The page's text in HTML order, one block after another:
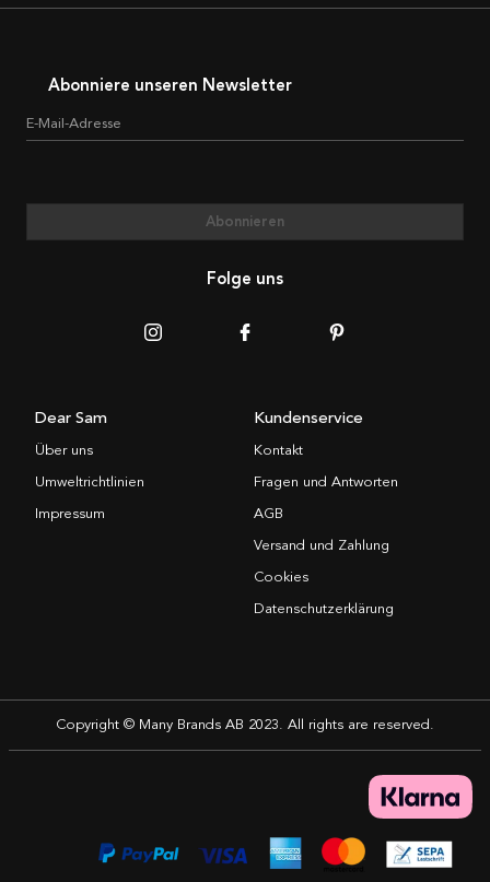
Abonniere unseren Newsletter
E-Mail-Adresse
Abonnieren
Folge uns
Dear Sam
Über uns
Umweltrichtlinien
Impressum
Kundenservice
Kontakt
Fragen und Antworten
AGB
Versand und Zahlung
Cookies
Datenschutzerklärung
Copyright © Many Brands AB 2023. All rights are reserved.